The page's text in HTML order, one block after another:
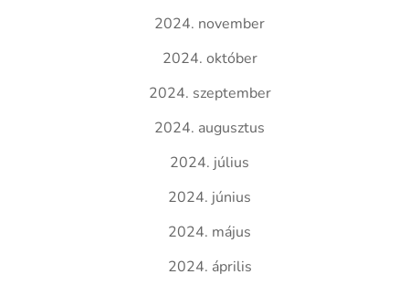
2024. november
2024. október
2024. szeptember
2024. augusztus
2024. július
2024. június
2024. május
2024. április